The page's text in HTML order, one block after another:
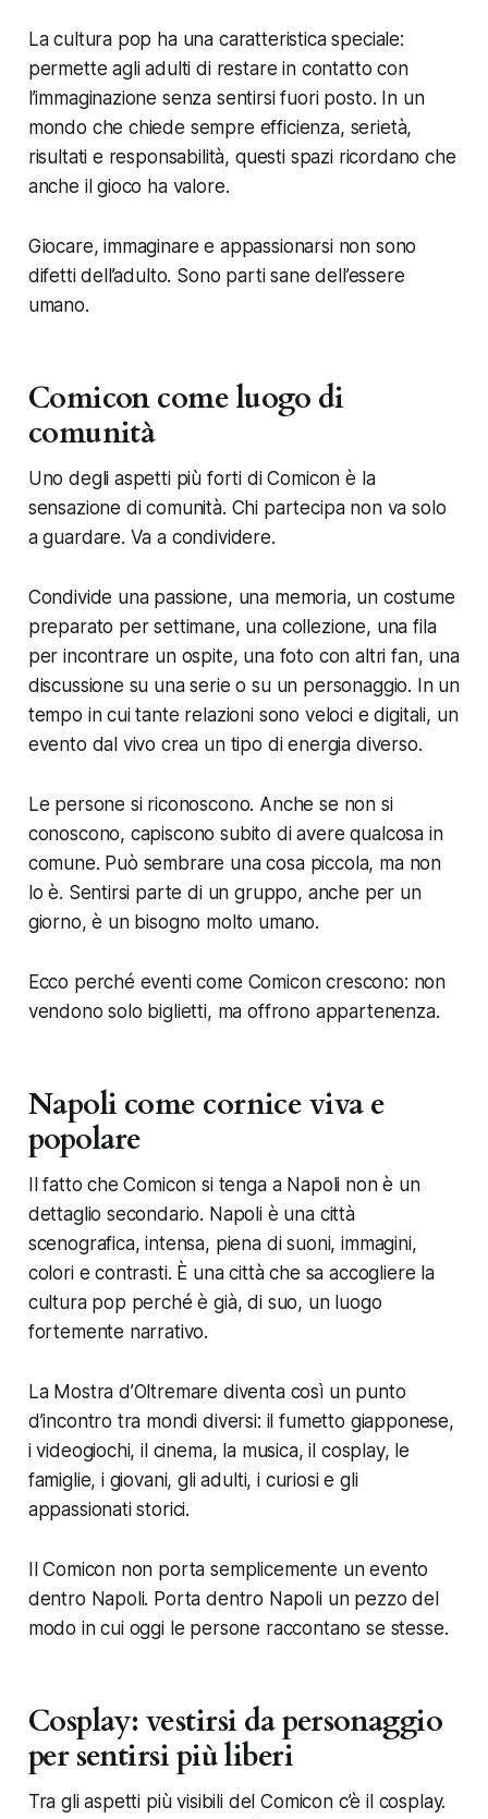
La cultura pop ha una caratteristica speciale:
permette agli adulti di restare in contatto con
l’immaginazione senza sentirsi fuori posto. In un
mondo che chiede sempre efficienza, serietà,
risultati e responsabilità, questi spazi ricordano che
anche il gioco ha valore.
Giocare, immaginare e appassionarsi non sono
difetti dell’adulto. Sono parti sane dell’essere
umano.
Comicon come luogo di
comunità
Uno degli aspetti più forti di Comicon è la
sensazione di comunità. Chi partecipa non va solo
a guardare. Va a condividere.
Condivide una passione, una memoria, un costume
preparato per settimane, una collezione, una fila
per incontrare un ospite, una foto con altri fan, una
discussione su una serie o su un personaggio. In un
tempo in cui tante relazioni sono veloci e digitali, un
evento dal vivo crea un tipo di energia diverso.
Le persone si riconoscono. Anche se non si
conoscono, capiscono subito di avere qualcosa in
comune. Può sembrare una cosa piccola, ma non
lo è. Sentirsi parte di un gruppo, anche per un
giorno, è un bisogno molto umano.
Ecco perché eventi come Comicon crescono: non
vendono solo biglietti, ma offrono appartenenza.
Napoli come cornice viva e
popolare
Il fatto che Comicon si tenga a Napoli non è un
dettaglio secondario. Napoli è una città
scenografica, intensa, piena di suoni, immagini,
colori e contrasti. È una città che sa accogliere la
cultura pop perché è già, di suo, un luogo
fortemente narrativo.
La Mostra d’Oltremare diventa così un punto
d’incontro tra mondi diversi: il fumetto giapponese,
i videogiochi, il cinema, la musica, il cosplay, le
famiglie, i giovani, gli adulti, i curiosi e gli
appassionati storici.
Il Comicon non porta semplicemente un evento
dentro Napoli. Porta dentro Napoli un pezzo del
modo in cui oggi le persone raccontano se stesse.
Cosplay: vestirsi da personaggio
per sentirsi più liberi
Tra gli aspetti più visibili del Comicon c’è il cosplay.